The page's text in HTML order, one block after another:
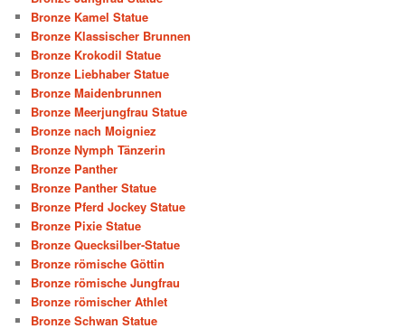
Bronze Kamel Statue
Bronze Klassischer Brunnen
Bronze Krokodil Statue
Bronze Liebhaber Statue
Bronze Maidenbrunnen
Bronze Meerjungfrau Statue
Bronze nach Moigniez
Bronze Nymph Tänzerin
Bronze Panther
Bronze Panther Statue
Bronze Pferd Jockey Statue
Bronze Pixie Statue
Bronze Quecksilber-Statue
Bronze römische Göttin
Bronze römische Jungfrau
Bronze römischer Athlet
Bronze Schwan Statue